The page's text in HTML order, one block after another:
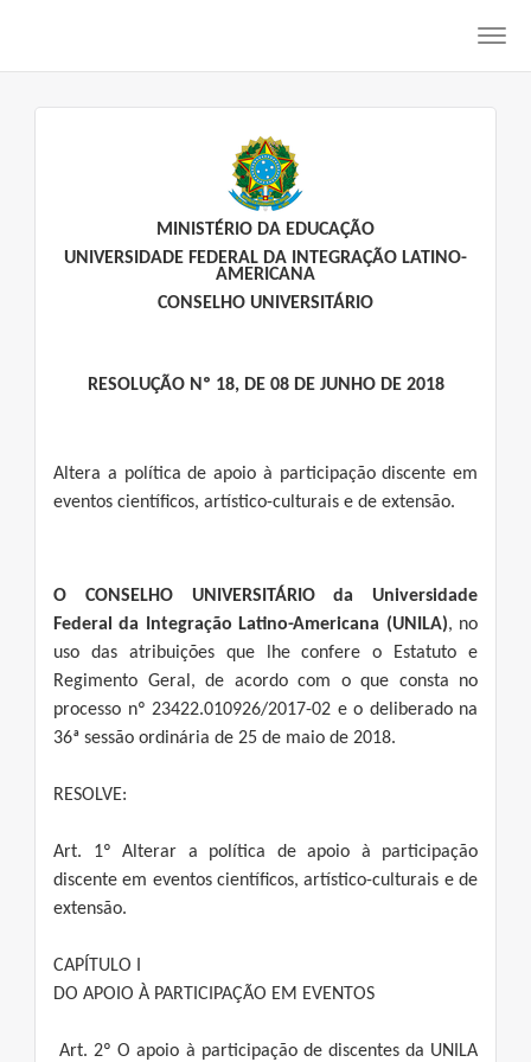
MINISTÉRIO DA EDUCAÇÃO
UNIVERSIDADE FEDERAL DA INTEGRAÇÃO LATINO-
AMERICANA
CONSELHO UNIVERSITÁRIO
RESOLUÇÃO Nº 18, DE 08 DE JUNHO DE 2018
Altera a política de apoio à participação discente em
eventos científicos, artístico-culturais e de extensão.
O CONSELHO UNIVERSITÁRIOda Universidade
Federal da Integração Latino-Americana (UNILA), no
uso das atribuições que lhe confere o Estatuto e
Regimento Geral, de acordo com o que consta no
processo nº 23422.010926/2017-02 e o deliberado na
36ª sessão ordinária de 25 de maio de 2018.
RESOLVE:
Art. 1º Alterar a política de apoio à participação
discente em eventos científicos, artístico-culturais e de
extensão.
CAPÍTULO I
DO APOIO À PARTICIPAÇÃO EM EVENTOS
Art. 2º O apoio à participação de discentes da UNILA